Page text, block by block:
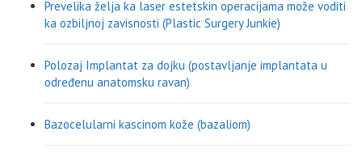
Prevelika želja ka laser estetskin operacijama može voditi
ka ozbiljnoj zavisnosti (Plastic Surgery Junkie)
Polozaj Implantat za dojku (postavljanje implantata u
određenu anatomsku ravan)
Bazocelularni kascinom kože (bazaliom)